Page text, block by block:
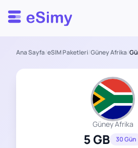
Esimy
Ana Sayfa/eSIM Paketleri/Güney Afrika/
Güney Afrika
5 GB 30 Gün